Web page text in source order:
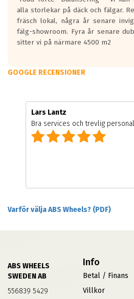
CARMANI 17 Fritz
ET: 20
4063 kr
ET: 20
10.0x22
CARMANI 17 Fritz
ET: 40
alla storlekar på däck och fälgar.
fräsch lokal, några år senare
fälg-showroom. Fyra år senare
sitter vi på närmare 4500 m2
GOOGLE RECENSIONER
Lars Lantz
Bra services och trevlig
Varför välja ABS Wheels? (PDF)
ABS WHEELS
SWEDEN AB
556839 5429
Info
Betal / Finans
Villkor